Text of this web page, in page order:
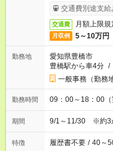
交通費別途支給
交通費 月額上限規
月収例 5～10万円
勤務地
愛知県豊橋市
豊橋駅から車4分 /
一般事務（勤務
勤務時間
期間 9/1～11/30 ※約3
特徴 履歴書不要 / 40～